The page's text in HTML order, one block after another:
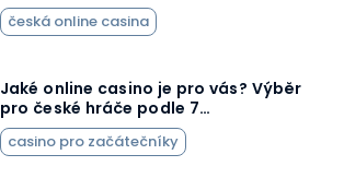
česká online casina
Jaké online casino je pro vás? Výběr
pro české hráče podle 7…
casino pro začátečníky